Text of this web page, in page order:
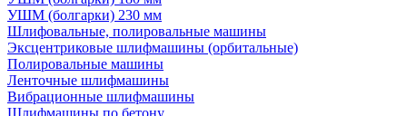
УШМ (болгарки) 230 мм
Шлифовальные, полировальные машины
Эксцентриковые шлифмашины (орбитальные)
Полировальные машины
Ленточные шлифмашины
Вибрационные шлифмашины
Шлифмашины по бетону